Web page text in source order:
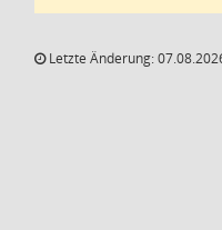
Letzte Änderung: